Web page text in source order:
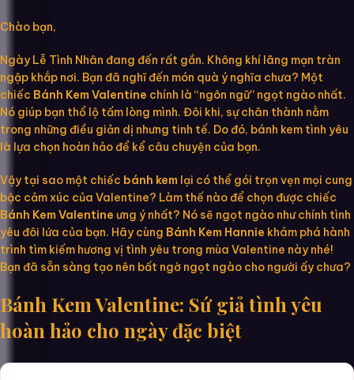
Chào bạn,
Ngày Lễ Tình Nhân đang đến rất gần. Không khí lãng mạn tràn
ngập khắp nơi. Bạn đã nghĩ đến món quà ý nghĩa chưa? Một
chiếc Bánh Kem Valentine chính là “ngôn ngữ” ngọt ngào nhất.
Nó giúp bạn thổ lộ tấm lòng mình. Đôi khi, sự chân thành nằm
trong những điều giản dị nhưng tinh tế. Do đó, bánh kem tình yêu
là lựa chọn hoàn hảo để kể câu chuyện của bạn.
Vậy tại sao một chiếc bánh kem lại có thể gói trọn vẹn mọi cung
bậc cảm xúc của Valentine? Làm thế nào để chọn được chiếc
Bánh Kem Valentine ưng ý nhất? Nó sẽ ngọt ngào như chính tình
yêu đôi lứa của bạn. Hãy cùng Bánh Kem Hannie khám phá hành
trình tìm kiếm hương vị tình yêu trong mùa Valentine này nhé!
Bạn đã sẵn sàng tạo nên bất ngờ ngọt ngào cho người ấy chưa?
Bánh Kem Valentine: Sứ giả tình yêu
hoàn hảo cho ngày đặc biệt